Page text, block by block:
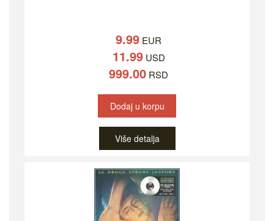
9.99 EUR
11.99USD
999.00 RSD
Dodaj u korpu
Više detalja